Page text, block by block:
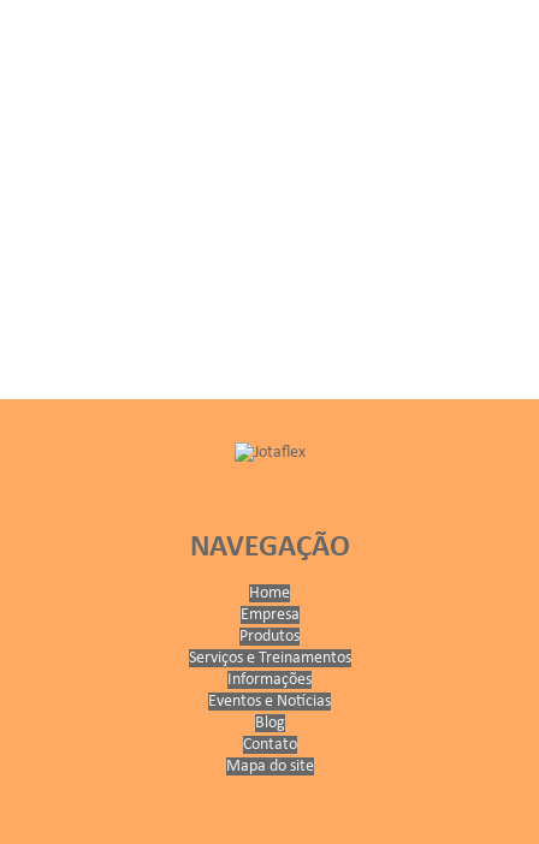
NAVEGAÇÃO
Home
Empresa
Produtos
Serviços e Treinamentos
Informações
Eventos e Notícias
Blog
Contato
Mapa do site